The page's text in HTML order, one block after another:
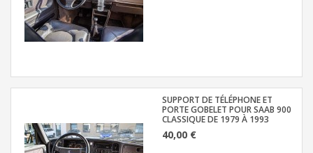
SUPPORT DE TÉLÉPHONE ET
PORTE GOBELET POUR SAAB 900
CLASSIQUE DE 1979 À 1993
40,00 €